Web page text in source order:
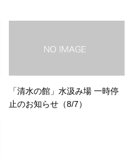
「清水の館」水汲み場 一時停
止のお知らせ（8/7）